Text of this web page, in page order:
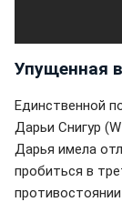
Упущенная
Единственной
Дарьи Снигур
Дарья имела
пробиться в